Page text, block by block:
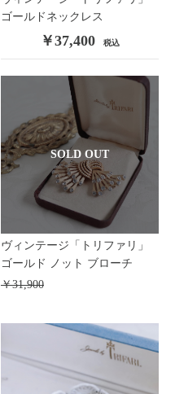
ゴールドネックレス
￥37,400 税込
SOLD OUT
ヴィンテージ「トリファリ」
ゴールド ノット ブローチ
￥31,900